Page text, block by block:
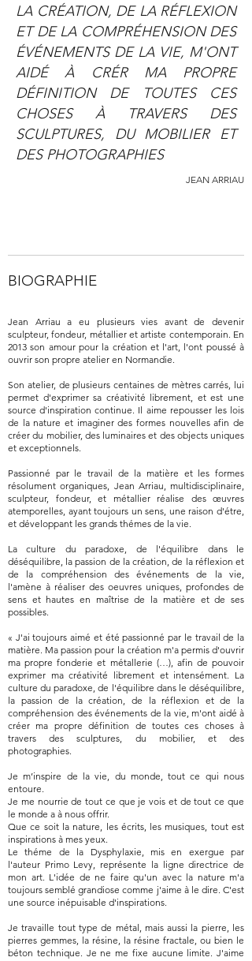
LA CRÉATION, DE LA RÉFLEXION
ET DE LA COMPRÉHENSION DES
ÉVÉNEMENTS DE LA VIE, M'ONT
AIDÉ À CRÉR MA PROPRE
DÉFINITION DE TOUTES CES
CHOSES À TRAVERS DES
SCULPTURES, DU MOBILIER ET
DES PHOTOGRAPHIES
JEAN ARRIAU
BIOGRAPHIE
Jean Arriau a eu plusieurs vies avant de devenir
sculpteur, fondeur, métallier et artiste contemporain. En
2013 son amour pour la création et l'art, l'ont poussé à
ouvrir son propre atelier en Normandie.
Son atelier, de plusieurs centaines de mètres carrés, lui
permet d'exprimer sa créativité librement, et est une
source d'inspiration continue. Il aime repousser les lois
de la nature et imaginer des formes nouvelles afin de
créer du mobilier, des luminaires et des objects uniques
et exceptionnels.
Passionné par le travail de la matière et les formes
résolument organiques, Jean Arriau, multidisciplinaire,
sculpteur, fondeur, et métallier réalise des œuvres
atemporelles, ayant toujours un sens, une raison d'étre,
et développant les grands thémes de la vie.
La culture du paradoxe, de l'équilibre dans le
déséquilibre, la passion de la création, de la réflexion et
de la compréhension des événements de la vie,
l'amène à réaliser des oeuvres uniques, profondes de
sens et hautes en maîtrise de la matière et de ses
possibles.
« J'ai toujours aimé et été passionné par le travail de la
matière. Ma passion pour la création m'a permis d'ouvrir
ma propre fonderie et métallerie (…), afin de pouvoir
exprimer ma créativité librement et intensément. La
culture du paradoxe, de l'équilibre dans le déséquilibre,
la passion de la création, de la réflexion et de la
compréhension des événements de la vie, m'ont aidé à
créer ma propre définition de toutes ces choses à
travers des sculptures, du mobilier, et des
photographies.
Je m’inspire de la vie, du monde, tout ce qui nous
entoure.
Je me nourrie de tout ce que je vois et de tout ce que
le monde a à nous offrir.
Que ce soit la nature, les écrits, les musiques, tout est
inspirations à mes yeux.
Le théme de la Dysphylaxie, mis en exergue par
l'auteur Primo Levy, représente la ligne directrice de
mon art. L'idée de ne faire qu'un avec la nature m'a
toujours semblé grandiose comme j'aime à le dire. C'est
une source inépuisable d'inspirations.
Je travaille tout type de métal, mais aussi la pierre, les
pierres gemmes, la résine, la résine fractale, ou bien le
béton technique. Je ne me fixe aucune limite. J'aime